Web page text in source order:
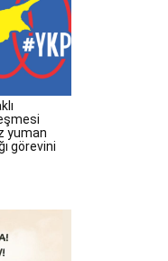
yuman
görevini